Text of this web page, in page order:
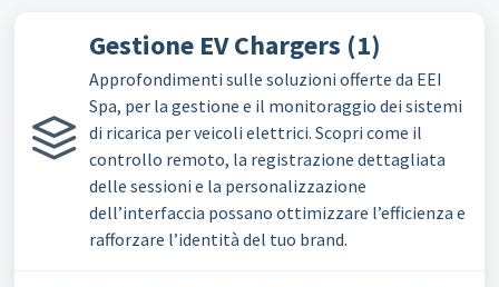
Gestione EV Chargers (1)
Approfondimenti sulle soluzioni offerte da EEI
Spa, per la gestione e il monitoraggio dei sistemi
di ricarica per veicoli elettrici. Scopri come il
controllo remoto, la registrazione dettagliata
delle sessioni e la personalizzazione
dell’interfaccia possano ottimizzare l’efficienza e
rafforzare l’identità del tuo brand.